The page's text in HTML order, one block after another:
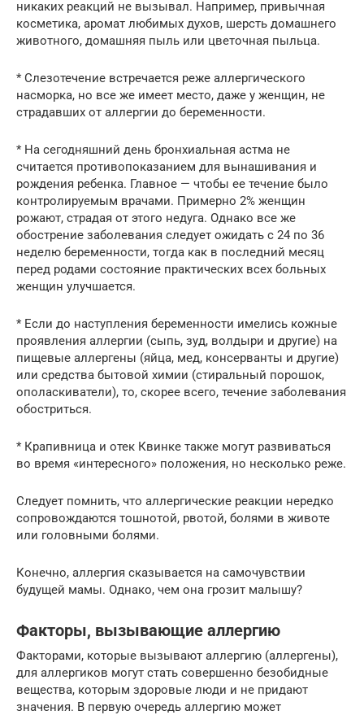
никаких реакций не вызывал. Например, привычная
косметика, аромат любимых духов, шерсть домашнего
животного, домашняя пыль или цветочная пыльца.
* Слезотечение встречается реже аллергического
насморка, но все же имеет место, даже у женщин, не
страдавших от аллергии до беременности.
* На сегодняшний день бронхиальная астма не
считается противопоказанием для вынашивания и
рождения ребенка. Главное — чтобы ее течение было
контролируемым врачами. Примерно 2% женщин
рожают, страдая от этого недуга. Однако все же
обострение заболевания следует ожидать с 24 по 36
неделю беременности, тогда как в последний месяц
перед родами состояние практических всех больных
женщин улучшается.
* Если до наступления беременности имелись кожные
проявления аллергии (сыпь, зуд, волдыри и другие) на
пищевые аллергены (яйца, мед, консерванты и другие)
или средства бытовой химии (стиральный порошок,
ополаскиватели), то, скорее всего, течение заболевания
обостриться.
* Крапивница и отек Квинке также могут развиваться
во время «интересного» положения, но несколько реже.
Следует помнить, что аллергические реакции нередко
сопровождаются тошнотой, рвотой, болями в животе
или головными болями.
Конечно, аллергия сказывается на самочувствии
будущей мамы. Однако, чем она грозит малышу?
Факторы, вызывающие аллергию
Факторами, которые вызывают аллергию (аллергены),
для аллергиков могут стать совершенно безобидные
вещества, которым здоровые люди и не придают
значения. В первую очередь аллергию может